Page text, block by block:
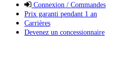
Connexion / Commandes
Prix garanti pendant 1 an
Carrières
Devenez un concessionnaire